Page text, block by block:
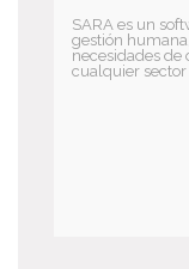
SARA es un
gestión
necesidades
cualquier sector